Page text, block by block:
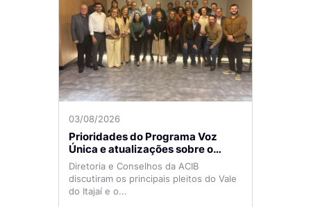
03/08/2026
Prioridades do Programa Voz
Única e atualizações sobre o
Aeroporto de Navegantes são
temas de reunião na ACIB
Diretoria e Conselhos da ACIB
discutiram os principais pleitos do Vale
do Itajaí e o...